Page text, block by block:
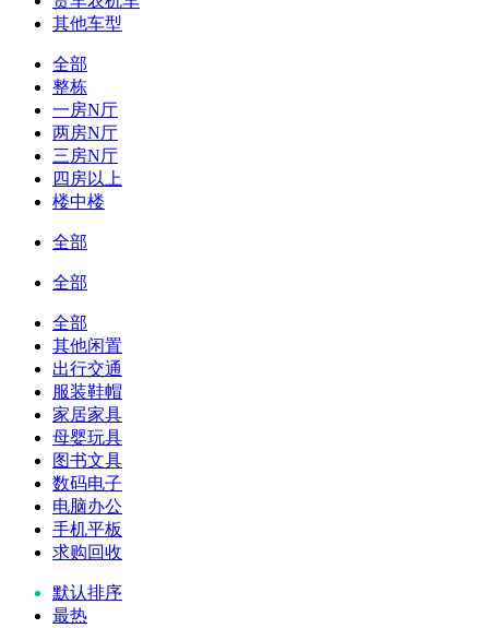
其他车型
全部
整栋
一房N厅
两房N厅
三房N厅
四房以上
楼中楼
全部
全部
全部
其他闲置
出行交通
服装鞋帽
家居家具
母婴玩具
图书文具
数码电子
电脑办公
手机平板
求购回收
默认排序
最热